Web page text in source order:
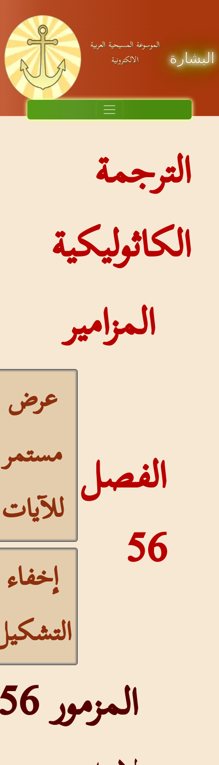
الموسوعة المسيحية العربية
الالكترونية
الترجمة
الكاثوليكية
المزامير
الفصل
56
عرض
مستمر
للآيات
إخفاء
التشكيل
المزمور 56